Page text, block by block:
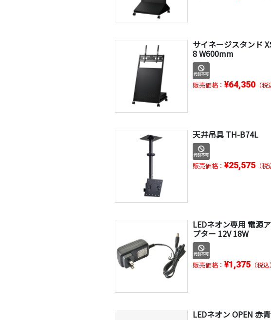
サイネージスタンド
8 W600mm
販売価格： ¥64,350 （税
天井吊具 TH-B74L
販売価格： ¥25,575 （税
LEDネオン専用 電源
プター 12V 18W
販売価格： ¥1,375 （税込）
LEDネオン OPEN 赤青